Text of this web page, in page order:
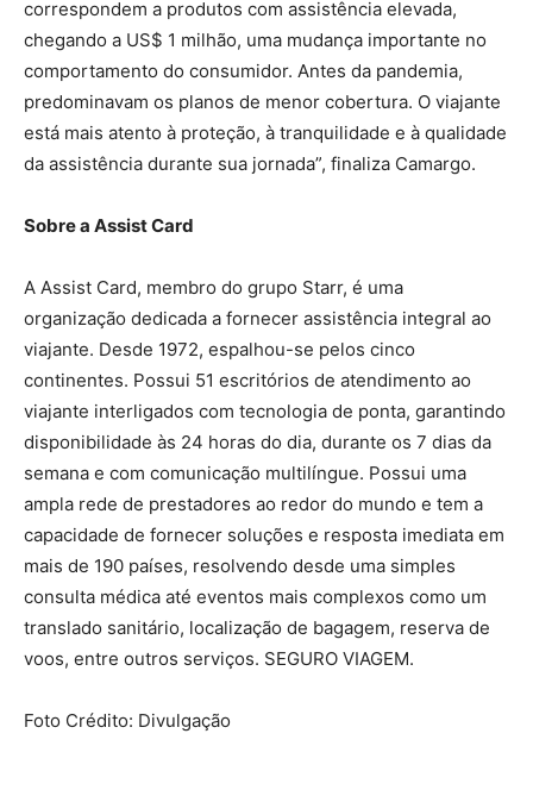
correspondem a produtos com assistência elevada,
chegando a US$ 1 milhão, uma mudança importante no
comportamento do consumidor. Antes da pandemia,
predominavam os planos de menor cobertura. O viajante
está mais atento à proteção, à tranquilidade e à qualidade
da assistência durante sua jornada”, finaliza Camargo.
Sobre a Assist Card
A Assist Card, membro do grupo Starr, é uma
organização dedicada a fornecer assistência integral ao
viajante. Desde 1972, espalhou-se pelos cinco
continentes. Possui 51 escritórios de atendimento ao
viajante interligados com tecnologia de ponta, garantindo
disponibilidade às 24 horas do dia, durante os 7 dias da
semana e com comunicação multilíngue. Possui uma
ampla rede de prestadores ao redor do mundo e tem a
capacidade de fornecer soluções e resposta imediata em
mais de 190 países, resolvendo desde uma simples
consulta médica até eventos mais complexos como um
translado sanitário, localização de bagagem, reserva de
voos, entre outros serviços. SEGURO VIAGEM.
Foto Crédito: Divulgação